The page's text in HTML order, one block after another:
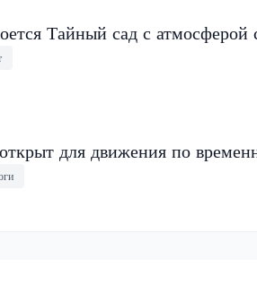
Тайный сад с атмосферой
для движения по